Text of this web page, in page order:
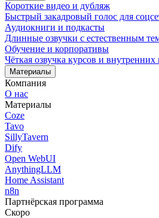
Короткие видео и дубляж
Быстрый закадровый голос для
Аудиокниги и подкасты
Длинные озвучки с естественным
Обучение и корпоративы
Чёткая озвучка курсов и
Материалы
Компания
О нас
Материалы
Coze
Tavo
SillyTavern
Dify
Open WebUI
AnythingLLM
Home Assistant
n8n
Партнёрская программа
Скоро